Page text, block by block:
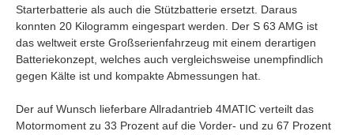
Starterbatterie als auch die Stützbatterie ersetzt. Daraus
konnten 20 Kilogramm eingespart werden. Der S 63 AMG ist
das weltweit erste Großserienfahrzeug mit einem derartigen
Batteriekonzept, welches auch vergleichsweise unempfindlich
gegen Kälte ist und kompakte Abmessungen hat.
Der auf Wunsch lieferbare Allradantrieb 4MATIC verteilt das
Motormoment zu 33 Prozent auf die Vorder- und zu 67 Prozent